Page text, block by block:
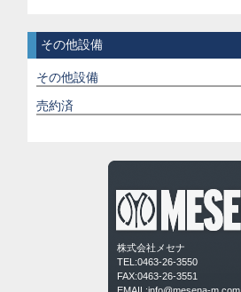
その他設備
その他設備
売約済
株式会社メセナ
TEL:0463-26-3550
FAX:0463-26-3551